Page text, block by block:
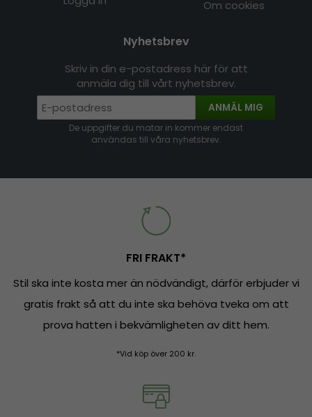
Om cookies
Nyhetsbrev
Skriv in din e-postadress här för att
anmäla dig till vårt nyhetsbrev.
ANMÄL MIG
De uppgifter du matar in kommer endast
användas till våra nyhetsbrev.
FRI FRAKT*
Stil ska inte kosta mer än nödvändigt, därför erbjuder vi
gratis frakt så att du inte ska behöva tveka om att
prova hatten i bekvämligheten av ditt hem.
*Vid köp över 200 kr.